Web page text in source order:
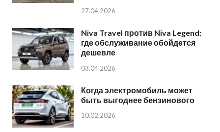
27.04.2026
Niva Travel против Niva Legend:
где обслуживание обойдется
дешевле
03.04.2026
Когда электромобиль может
быть выгоднее бензинового
10.02.2026